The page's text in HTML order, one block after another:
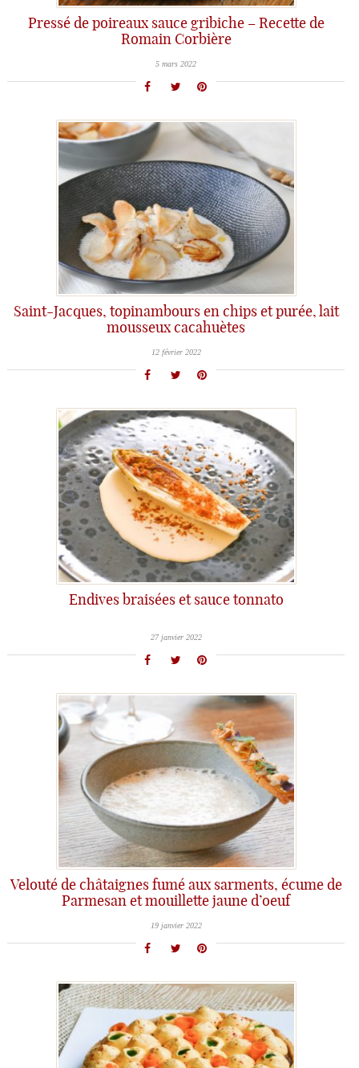
Pressé de poireaux sauce gribiche – Recette de
Romain Corbière
5 mars 2022
Saint-Jacques, topinambours en chips et purée, lait
mousseux cacahuètes
12 février 2022
Endives braisées et sauce tonnato
27 janvier 2022
Velouté de châtaignes fumé aux sarments, écume de
Parmesan et mouillette jaune d’oeuf
19 janvier 2022